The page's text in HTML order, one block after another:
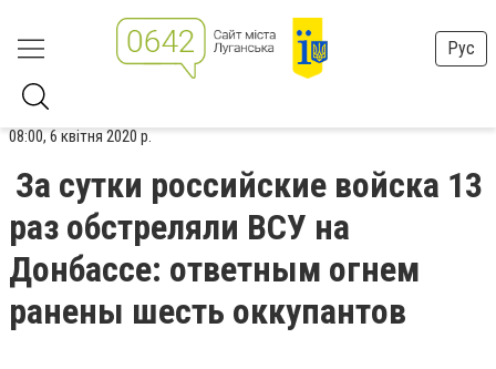
Рус
08:00, 6 квітня 2020 р.
За сутки российские войска 13
раз обстреляли ВСУ на
Донбассе: ответным огнем
ранены шесть оккупантов